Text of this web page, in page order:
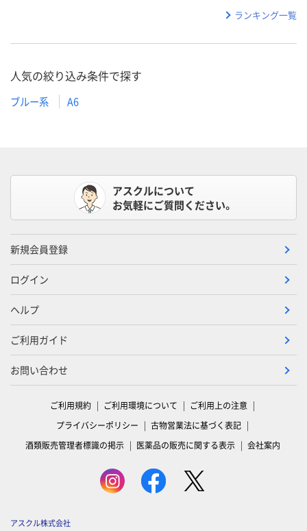
ランキング一覧
人気の絞り込み条件で探す
ブルー系 A6
アスクルについて
お気軽にご質問ください。
新規会員登録
ログイン
ヘルプ
ご利用ガイド
お問い合わせ
ご利用規約 ご利用環境について
ご利用上の注意
プライバシーポリシー
古物営業法に基づく表記
酒類販売管理者標識の掲示
医薬品の販売に関する表示 会社案内
アスクル株式会社